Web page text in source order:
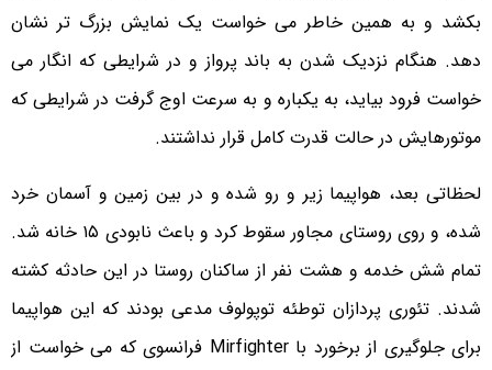
بکشد و به همین خاطر می خواست یک نمایش بزرگ تر نشان
دهد. هنگام نزدیک شدن به باند پرواز و در شرایطی که انگار می
خواست فرود بیاید، به یکباره و به سرعت اوج گرفت در شرایطی که
موتورهایش در حالت قدرت کامل قرار نداشتند.
لحظاتی بعد، هواپیما زیر و رو شده و در بین زمین و آسمان خرد
شده، و روی روستای مجاور سقوط کرد و باعث نابودی ۱۵ خانه شد.
تمام شش خدمه و هشت نفر از ساکنان روستا در این حادثه کشته
شدند. تئوری پردازان توطئه توپولوف مدعی بودند که این هواپیما
برای جلوگیری از برخورد با Mirfighter فرانسوی که می خواست از